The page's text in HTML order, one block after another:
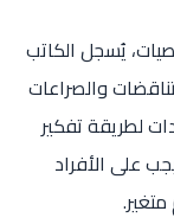
يُسجل الكاتب
والصراعات
لطريقة تفكير
على الأفراد